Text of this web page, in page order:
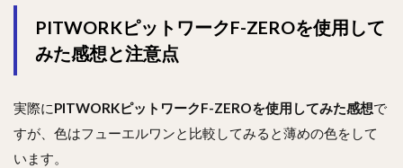
PITWORKピットワークF-ZEROを使用して
みた感想と注意点
実際にPITWORKピットワークF-ZEROを使用してみた感想で
すが、色はフューエルワンと比較してみると薄めの色をして
います。